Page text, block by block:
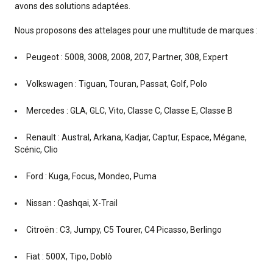
avons des solutions adaptées.
Nous proposons des attelages pour une multitude de marques :
Peugeot : 5008, 3008, 2008, 207, Partner, 308, Expert
Volkswagen : Tiguan, Touran, Passat, Golf, Polo
Mercedes : GLA, GLC, Vito, Classe C, Classe E, Classe B
Renault : Austral, Arkana, Kadjar, Captur, Espace, Mégane,
Scénic, Clio
Ford : Kuga, Focus, Mondeo, Puma
Nissan : Qashqai, X-Trail
Citroën : C3, Jumpy, C5 Tourer, C4 Picasso, Berlingo
Fiat : 500X, Tipo, Doblò